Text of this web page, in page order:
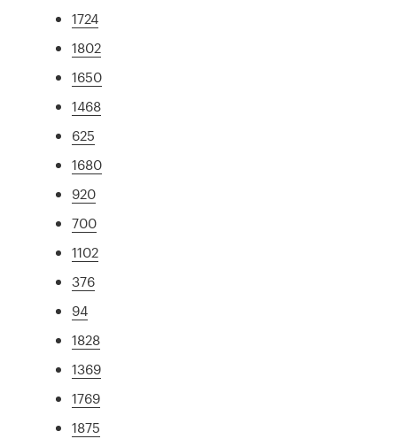
1724
1802
1650
1468
625
1680
920
700
1102
376
94
1828
1369
1769
1875